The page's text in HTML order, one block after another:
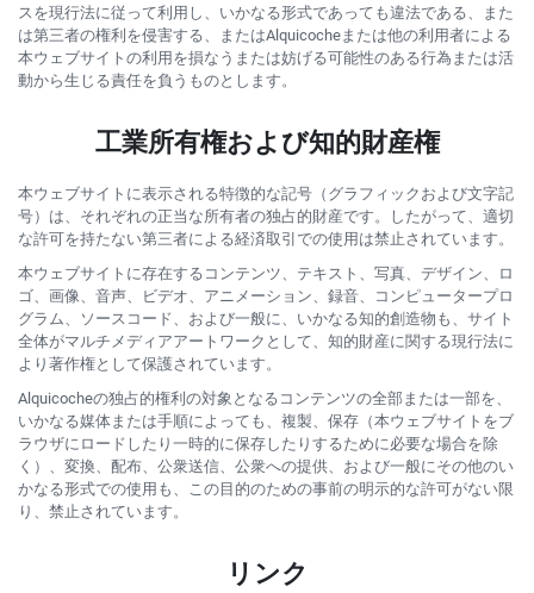
スを現行法に従って利用し、いかなる形式であっても違法である、また
は第三者の権利を侵害する、またはAlquicocheまたは他の利用者による
本ウェブサイトの利用を損なうまたは妨げる可能性のある行為または活
動から生じる責任を負うものとします。
工業所有権および知的財産権
本ウェブサイトに表示される特徴的な記号（グラフィックおよび文字記
号）は、それぞれの正当な所有者の独占的財産です。したがって、適切
な許可を持たない第三者による経済取引での使用は禁止されています。
本ウェブサイトに存在するコンテンツ、テキスト、写真、デザイン、ロ
ゴ、画像、音声、ビデオ、アニメーション、録音、コンピュータープロ
グラム、ソースコード、および一般に、いかなる知的創造物も、サイト
全体がマルチメディアアートワークとして、知的財産に関する現行法に
より著作権として保護されています。
Alquicocheの独占的権利の対象となるコンテンツの全部または一部を、
いかなる媒体または手順によっても、複製、保存（本ウェブサイトをブ
ラウザにロードしたり一時的に保存したりするために必要な場合を除
く）、変換、配布、公衆送信、公衆への提供、および一般にその他のい
かなる形式での使用も、この目的のための事前の明示的な許可がない限
り、禁止されています。
リンク